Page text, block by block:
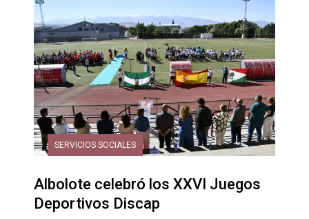
SERVICIOS SOCIALES
Albolote celebró los XXVI Juegos
Deportivos Discap